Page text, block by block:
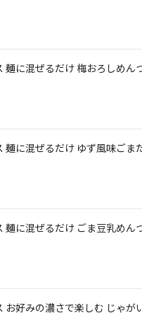
麺に混ぜるだけ 梅おろしめ
麺に混ぜるだけ ゆず風味ご
麺に混ぜるだけ ごま豆乳めん
お好みの濃さで楽しむ じゃが